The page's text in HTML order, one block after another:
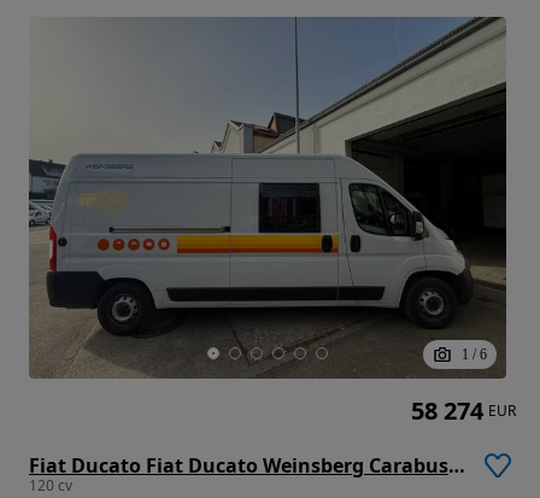
1 / 6
Fiat Ducato Fiat Ducato Weinsberg Carabus 2023 | Manual | Teto Elevável
120 cv
58 274 EUR